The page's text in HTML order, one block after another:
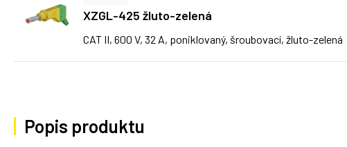
XZGL-425 žluto-zelená
CAT II, 600 V, 32 A, poniklovaný, šroubovací, žluto-zelená
Popis produktu